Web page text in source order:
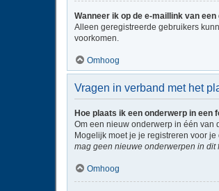
Wanneer ik op de e-maillink van
Alleen geregistreerde gebruikers
voorkomen.
Omhoog
Vragen in verband met het
Hoe plaats ik een onderwerp in een
Om een nieuw onderwerp in één van
Mogelijk moet je je registreren voor
mag geen nieuwe onderwerpen in dit
Omhoog